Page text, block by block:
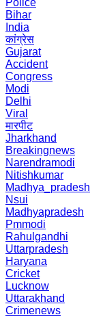
Police
Bihar
India
कांग्रेस
Gujarat
Accident
Congress
Modi
Delhi
Viral
मारपीट
Jharkhand
Breakingnews
Narendramodi
Nitishkumar
Madhya_pradesh
Nsui
Madhyapradesh
Pmmodi
Rahulgandhi
Uttarpradesh
Haryana
Cricket
Lucknow
Uttarakhand
Crimenews